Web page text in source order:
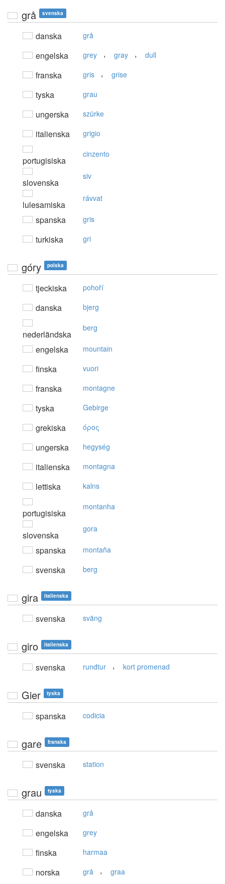
grå svenska
danska grå
engelska grey , gray , dull
franska gris , grise
tyska grau
ungerska szürke
italienska grigio
portugisiska
cinzento
slovenska
siv
lulesamiska
rávvat
spanska gris
turkiska gri
góry polska
tjeckiska pohoří
danska bjerg
nederländska
berg
engelska mountain
finska vuori
franska montagne
tyska Gebirge
grekiska όρoς
ungerska hegység
italienska montagna
lettiska kalns
portugisiska
montanha
slovenska
gora
spanska montaña
svenska berg
gira italienska
svenska sväng
giro italienska
svenska rundtur , kort promenad
Gier tyska
spanska codicia
gare franska
svenska station
grau tyska
danska grå
engelska grey
finska harmaa
norska grå , graa